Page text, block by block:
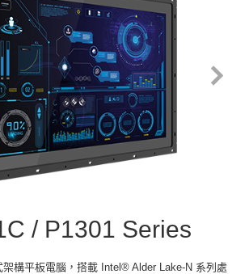
/ P1301 Series
架構平板電腦，搭載 Intel® Alder Lake-N 系列處